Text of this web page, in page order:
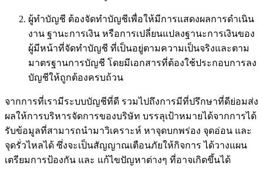
ผู้ทำบัญชี ต้องจัดทำบัญชีเพื่อให้มีการแสดงผลการดำเนิน
งาน ฐานะการเงิน หรือการเปลี่ยนแปลงฐานะการเงินของ
ผู้มีหน้าที่จัดทำบัญชี ที่เป็นอยู่ตามความเป็นจริงและตาม
มาตรฐานการบัญชี โดยมีเอกสารที่ต้องใช้ประกอบการลง
บัญชีให้ถูกต้องครบถ้วน
จากการที่เรามีระบบบัญชีที่ดี รวมไปถึงการมีที่ปรึกษาที่ดีย่อมส่ง
ผลให้การบริหารจัดการของบริษัท บรรลุเป้าหมายได้จากการได้
รับข้อมูลที่สามารถนำมาวิเคราะห์ หาจุดบกพร่อง จุดอ่อน และ
จุดรั่วไหลได้ ซึ่งจะเป็นสัญญาณเตือนภัยให้กิจการ ได้วางแผน
เตรียมการป้องกัน และ แก้ไขปัญหาต่างๆ ที่อาจเกิดขึ้นได้